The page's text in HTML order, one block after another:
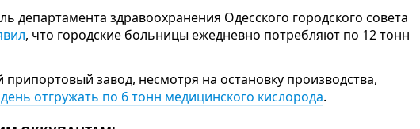
департамента здравоохранения Одесского городского совета
, что городские больницы ежедневно потребляют по 12 тонн
завод, несмотря на остановку производства,
отгружать по 6 тонн медицинского кислорода.